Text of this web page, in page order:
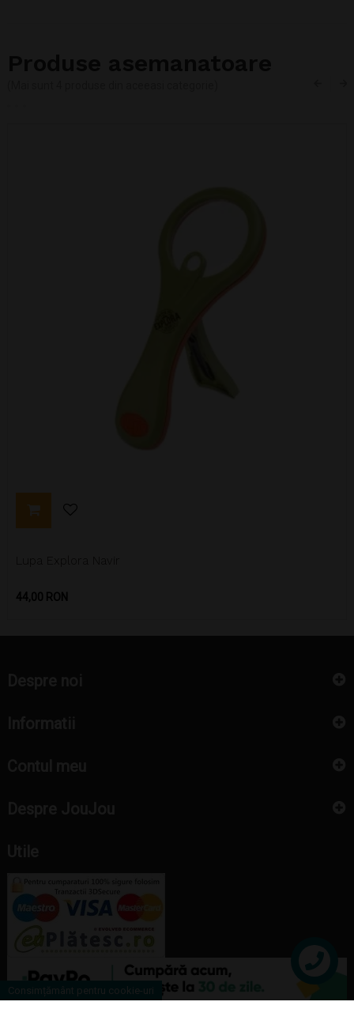
Pret
44,00 RON
Contact
Consimțământ pentru cookie-uri